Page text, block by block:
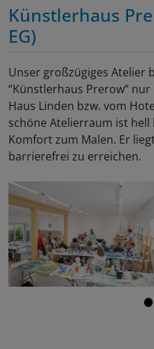
Künstlerhaus
EG)
Unser großzügiges Atelier
“Künstlerhaus Prerow”
Haus Linden bzw. vom
schöne Atelierraum ist
Komfort zum Malen. Er
barrierefrei zu erreichen.